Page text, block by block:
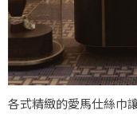
各式精緻的愛馬仕絲巾